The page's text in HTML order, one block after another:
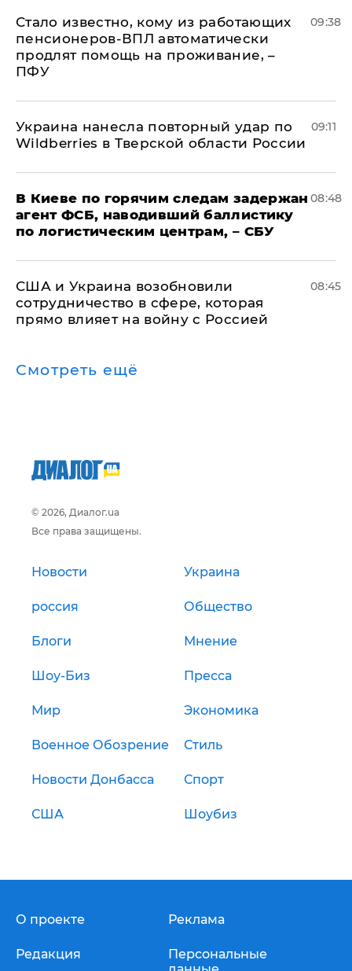
Стало известно, кому из работающих
пенсионеров-ВПЛ автоматически
продлят помощь на проживание, –
ПФУ
09:38
Украина нанесла повторный удар по
Wildberries в Тверской области России
09:11
В Киеве по горячим следам задержан
агент ФСБ, наводивший баллистику
по логистическим центрам, – СБУ
08:48
США и Украина возобновили
сотрудничество в сфере, которая
прямо влияет на войну с Россией
08:45
Смотреть ещё
© 2026, Диалог.ua
Все права защищены.
Новости Украина
россия Общество
Блоги Мнение
Шоу-Биз Пресса
Мир Экономика
Военное Обозрение Стиль
Новости Донбасса Спорт
США Шоубиз
О проекте
Редакция
Реклама
Персональные